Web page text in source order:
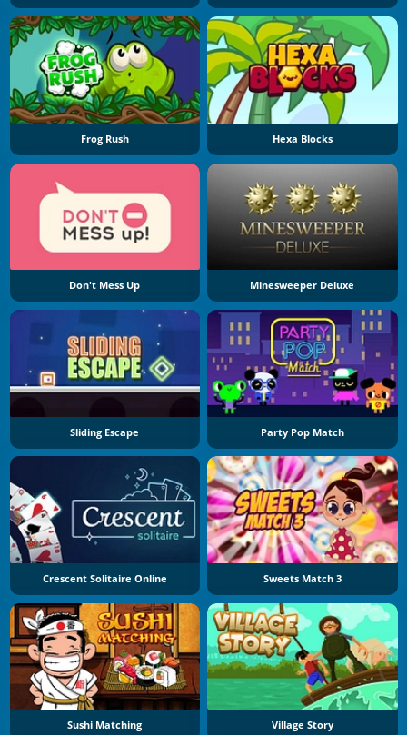
Frog Rush Hexa Blocks
Don't Mess Up Minesweeper Deluxe
Sliding Escape Party Pop Match
Crescent Solitaire Online Sweets Match 3
Sushi Matching Village Story